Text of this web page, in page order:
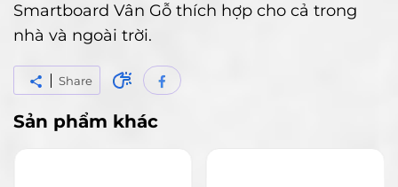
Smartboard Vân Gỗ thích hợp cho cả trong
nhà và ngoài trời.
Share
Sản phẩm khác